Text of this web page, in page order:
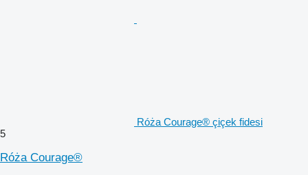
Róża Courage® çiçek fidesi
5
Róża Courage®